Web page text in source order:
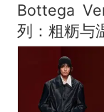
Bottega
列：粗粝与